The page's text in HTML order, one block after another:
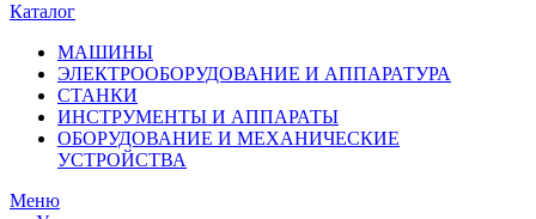
Каталог
МАШИНЫ
ЭЛЕКТРООБОРУДОВАНИЕ И АППАРАТУРА
СТАНКИ
ИНСТРУМЕНТЫ И АППАРАТЫ
ОБОРУДОВАНИЕ И МЕХАНИЧЕСКИЕ
УСТРОЙСТВА
Меню